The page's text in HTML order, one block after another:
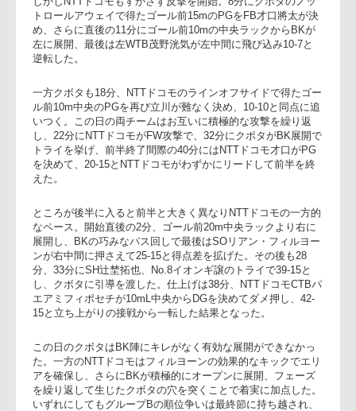
先制したのはクボタ。前半2分にゴール前10mの右ラインアウ
トモールを押し込んで一気にゴールラインに迫ったクボタの
ラウンディング間近に、耐え切れずNTTドコモが犯したモール
コラプシングに対して、前田レフリーは即座にペナルティ・
道のゴールも決まり0-7とした。
しかしNTTドコモもすかさず反撃を開始。8分にクボタのノッ
トロールアウェイで得たゴール前15mのPGをFB才口將太が決
め、さらに直後の11分にゴール前10mの中央ラックからBKが
左に展開、最後は左WTB茂野洸気が左中間に飛び込み10-7と
逆転した。
一方クボタも18分、NTTドコモのラインオフサイドで得たゴ
ル前10m中央のPGを再び立川が難なく決め、10-10と同点に追
いつく。この日の両チームはお互いに積極的な攻撃を繰り返
し、22分にNTTドコモがFW攻撃で、32分にクボタがBK展開
トライを挙げ、前半終了間際の40分にはNTTドコモ才口がPG
を決めて、20-15とNTTドコモがわずかにリードして前半を終
えた。
ところが後半に入ると前半と大きく異なりNTTドコモの一方的
なペース。開始直後の2分、ゴール前20m中央ラックより右に
展開し、BKの巧みなパス回しで最後はSOリアン・フィルヨー
ンが右中間に押さえて25-15と得点差を拡げた。その後も28
分、33分にSH辻埜拓也、No.8イオンギ譲のトライで39-15と